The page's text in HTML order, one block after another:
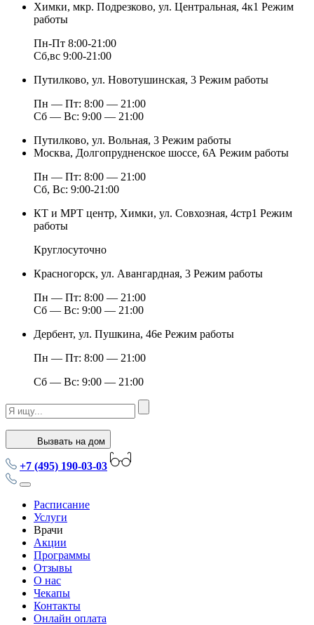
Химки, мкр. Подрезково, ул. Центральная, 4к1 Режим
работы
Пн-Пт 8:00-21:00
Сб,вс 9:00-21:00
Путилково, ул. Новотушинская, 3 Режим работы
Пн — Пт: 8:00 — 21:00
Сб — Вс: 9:00 — 21:00
Путилково, ул. Вольная, 3 Режим работы
Москва, Долгопрудненское шоссе, 6А Режим работы
Пн — Пт: 8:00 — 21:00
Сб, Вс: 9:00-21:00
КТ и МРТ центр, Химки, ул. Совхозная, 4стр1 Режим
работы
Круглосуточно
Красногорск, ул. Авангардная, 3 Режим работы
Пн — Пт: 8:00 — 21:00
Сб — Вс: 9:00 — 21:00
Дербент, ул. Пушкина, 46е Режим работы
Пн — Пт: 8:00 — 21:00
Сб — Вс: 9:00 — 21:00
Вызвать на дом
+7 (495) 190-03-03
Расписание
Услуги
Врачи
Акции
Программы
Отзывы
О нас
Чекапы
Контакты
Онлайн оплата